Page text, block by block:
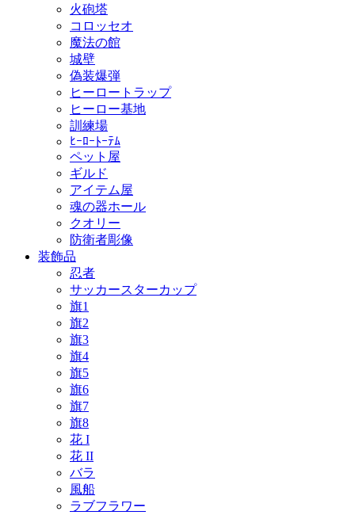
火砲塔
コロッセオ
魔法の館
城壁
偽装爆弾
ヒーロートラップ
ヒーロー基地
訓練場
ﾋｰﾛｰﾄｰﾃﾑ
ペット屋
ギルド
アイテム屋
魂の器ホール
クオリー
防衛者彫像
装飾品
忍者
サッカースターカップ
旗1
旗2
旗3
旗4
旗5
旗6
旗7
旗8
花 I
花 II
バラ
風船
ラブフラワー